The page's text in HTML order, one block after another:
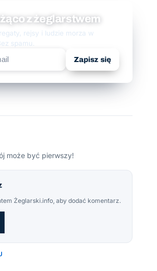
z żeglarstwem
rejsy i ludzie morza w
spamu.
Zapisz się
może być pierwszy!
Żeglarski.info, aby dodać komentarz.